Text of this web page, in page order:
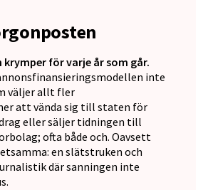
krymper för varje år som går.
inte
väljer allt fler
att vända sig till staten för
eller säljer tidningen till
ofta både och. Oavsett
en slätstruken och
där sanningen inte